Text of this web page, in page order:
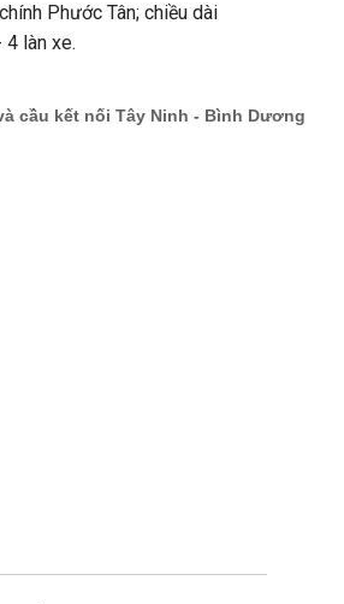
Phước Tân; chiều dài
làn xe.